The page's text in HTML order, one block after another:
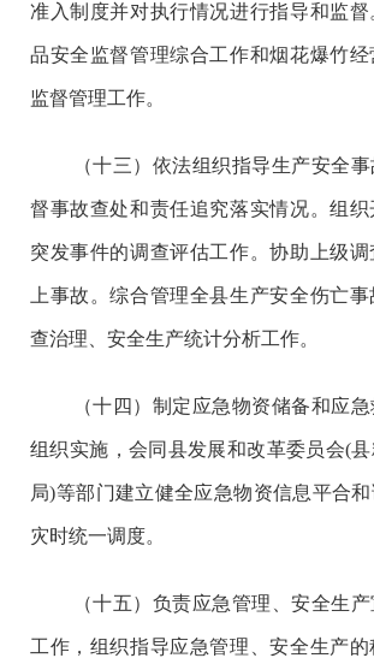
准入制度并对执行情况进行指导和监
品安全监督管理综合工作和烟花爆竹
监督管理工作。
（十三）依法组织指导生产安全
督事故查处和责任追究落实情况。组
突发事件的调查评估工作。协助上级
上事故。综合管理全县生产安全伤亡
查治理、安全生产统计分析工作。
（十四）制定应急物资储备和应
组织实施，会同县发展和改革委员会(
局)等部门建立健全应急物资信息平合
灾时统一调度。
（十五）负责应急管理、安全生
工作，组织指导应急管理、安全生产的